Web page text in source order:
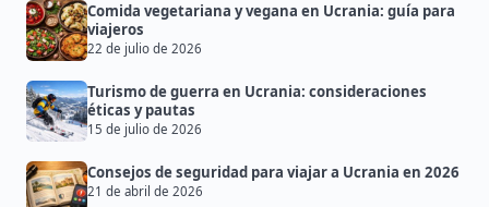
Comida vegetariana y vegana en Ucrania: guía para
viajeros
22 de julio de 2026
Turismo de guerra en Ucrania: consideraciones
éticas y pautas
15 de julio de 2026
Consejos de seguridad para viajar a Ucrania en 2026
21 de abril de 2026